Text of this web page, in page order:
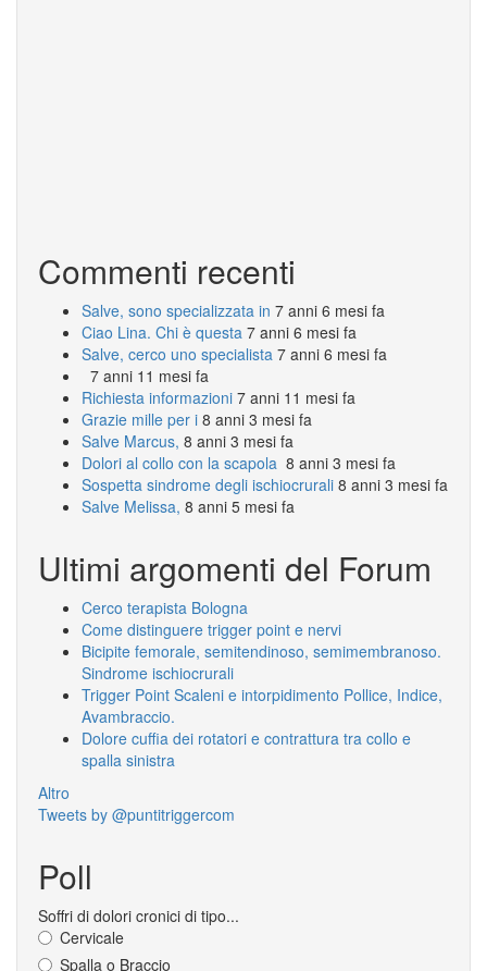
Commenti recenti
Salve, sono specializzata in 7 anni 6 mesi fa
Ciao Lina. Chi è questa 7 anni 6 mesi fa
Salve, cerco uno specialista 7 anni 6 mesi fa
7 anni 11 mesi fa
Richiesta informazioni 7 anni 11 mesi fa
Grazie mille per i 8 anni 3 mesi fa
Salve Marcus, 8 anni 3 mesi fa
Dolori al collo con la scapola 8 anni 3 mesi fa
Sospetta sindrome degli ischiocrurali 8 anni 3 mesi fa
Salve Melissa, 8 anni 5 mesi fa
Ultimi argomenti del Forum
Cerco terapista Bologna
Come distinguere trigger point e nervi
Bicipite femorale, semitendinoso, semimembranoso.
Sindrome ischiocrurali
Trigger Point Scaleni e intorpidimento Pollice, Indice,
Avambraccio.
Dolore cuffia dei rotatori e contrattura tra collo e
spalla sinistra
Altro
Tweets by @puntitriggercom
Poll
Soffri di dolori cronici di tipo...
Cervicale
Spalla o Braccio